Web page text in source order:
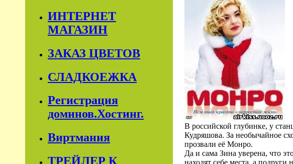
ИНТЕРНЕТ
МАГАЗИН
ЗАКАЗ ЦВЕТОВ
СЛАДКОЕЖКА
Регистрация
доминов.Хостинг.
Виртмания
ТРЕЙЛЕР К
В российской глубинке, у
Кудряшова. За необычайное
прозвали её Монро.
Да и сама Зина уверена, что
находят себе места, а